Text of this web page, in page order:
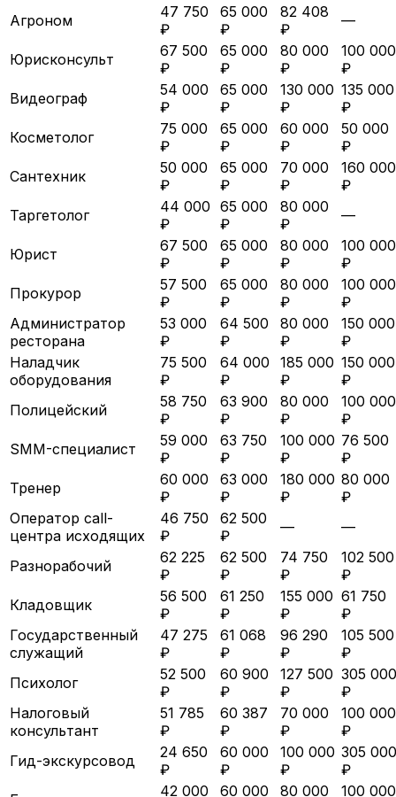
Агроном
47 750
₽
65 000
₽
82 408
₽
—
Юрисконсульт
67 500
₽
65 000
₽
80 000
₽
100 000
₽
Видеограф
54 000
₽
65 000
₽
130 000
₽
135 000
₽
Косметолог
75 000
₽
65 000
₽
60 000
₽
50 000
₽
Сантехник
50 000
₽
65 000
₽
70 000
₽
160 000
₽
Таргетолог
44 000
₽
65 000
₽
80 000
₽
—
Юрист
67 500
₽
65 000
₽
80 000
₽
100 000
₽
Прокурор
57 500
₽
65 000
₽
80 000
₽
100 000
₽
Администратор
ресторана
53 000
₽
64 500
₽
80 000
₽
150 000
₽
Наладчик
оборудования
75 500
₽
64 000
₽
185 000
₽
150 000
₽
Полицейский
58 750
₽
63 900
₽
80 000
₽
100 000
₽
SMM-специалист
59 000
₽
63 750
₽
100 000
₽
76 500
₽
Тренер
60 000
₽
63 000
₽
180 000
₽
80 000
₽
Оператор call-
центра исходящих
46 750
₽
62 500
₽
— —
Разнорабочий
62 225
₽
62 500
₽
74 750
₽
102 500
₽
Кладовщик
56 500
₽
61 250
₽
155 000
₽
61 750
₽
Государственный
служащий
47 275
₽
61 068
₽
96 290
₽
105 500
₽
Психолог
52 500
₽
60 900
₽
127 500
₽
305 000
₽
Налоговый
консультант
51 785
₽
60 387
₽
70 000
₽
100 000
₽
Гид-экскурсовод
24 650
₽
60 000
₽
100 000
₽
305 000
₽
42 000 60 000 80 000 100 000